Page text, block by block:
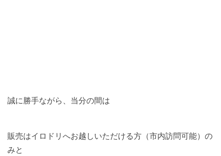
誠に勝手ながら、当分の間は
販売はイロドリへお越しいただける方（市内訪問可能）の
みと